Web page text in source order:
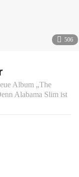
506
Album „The
Alabama Slim ist